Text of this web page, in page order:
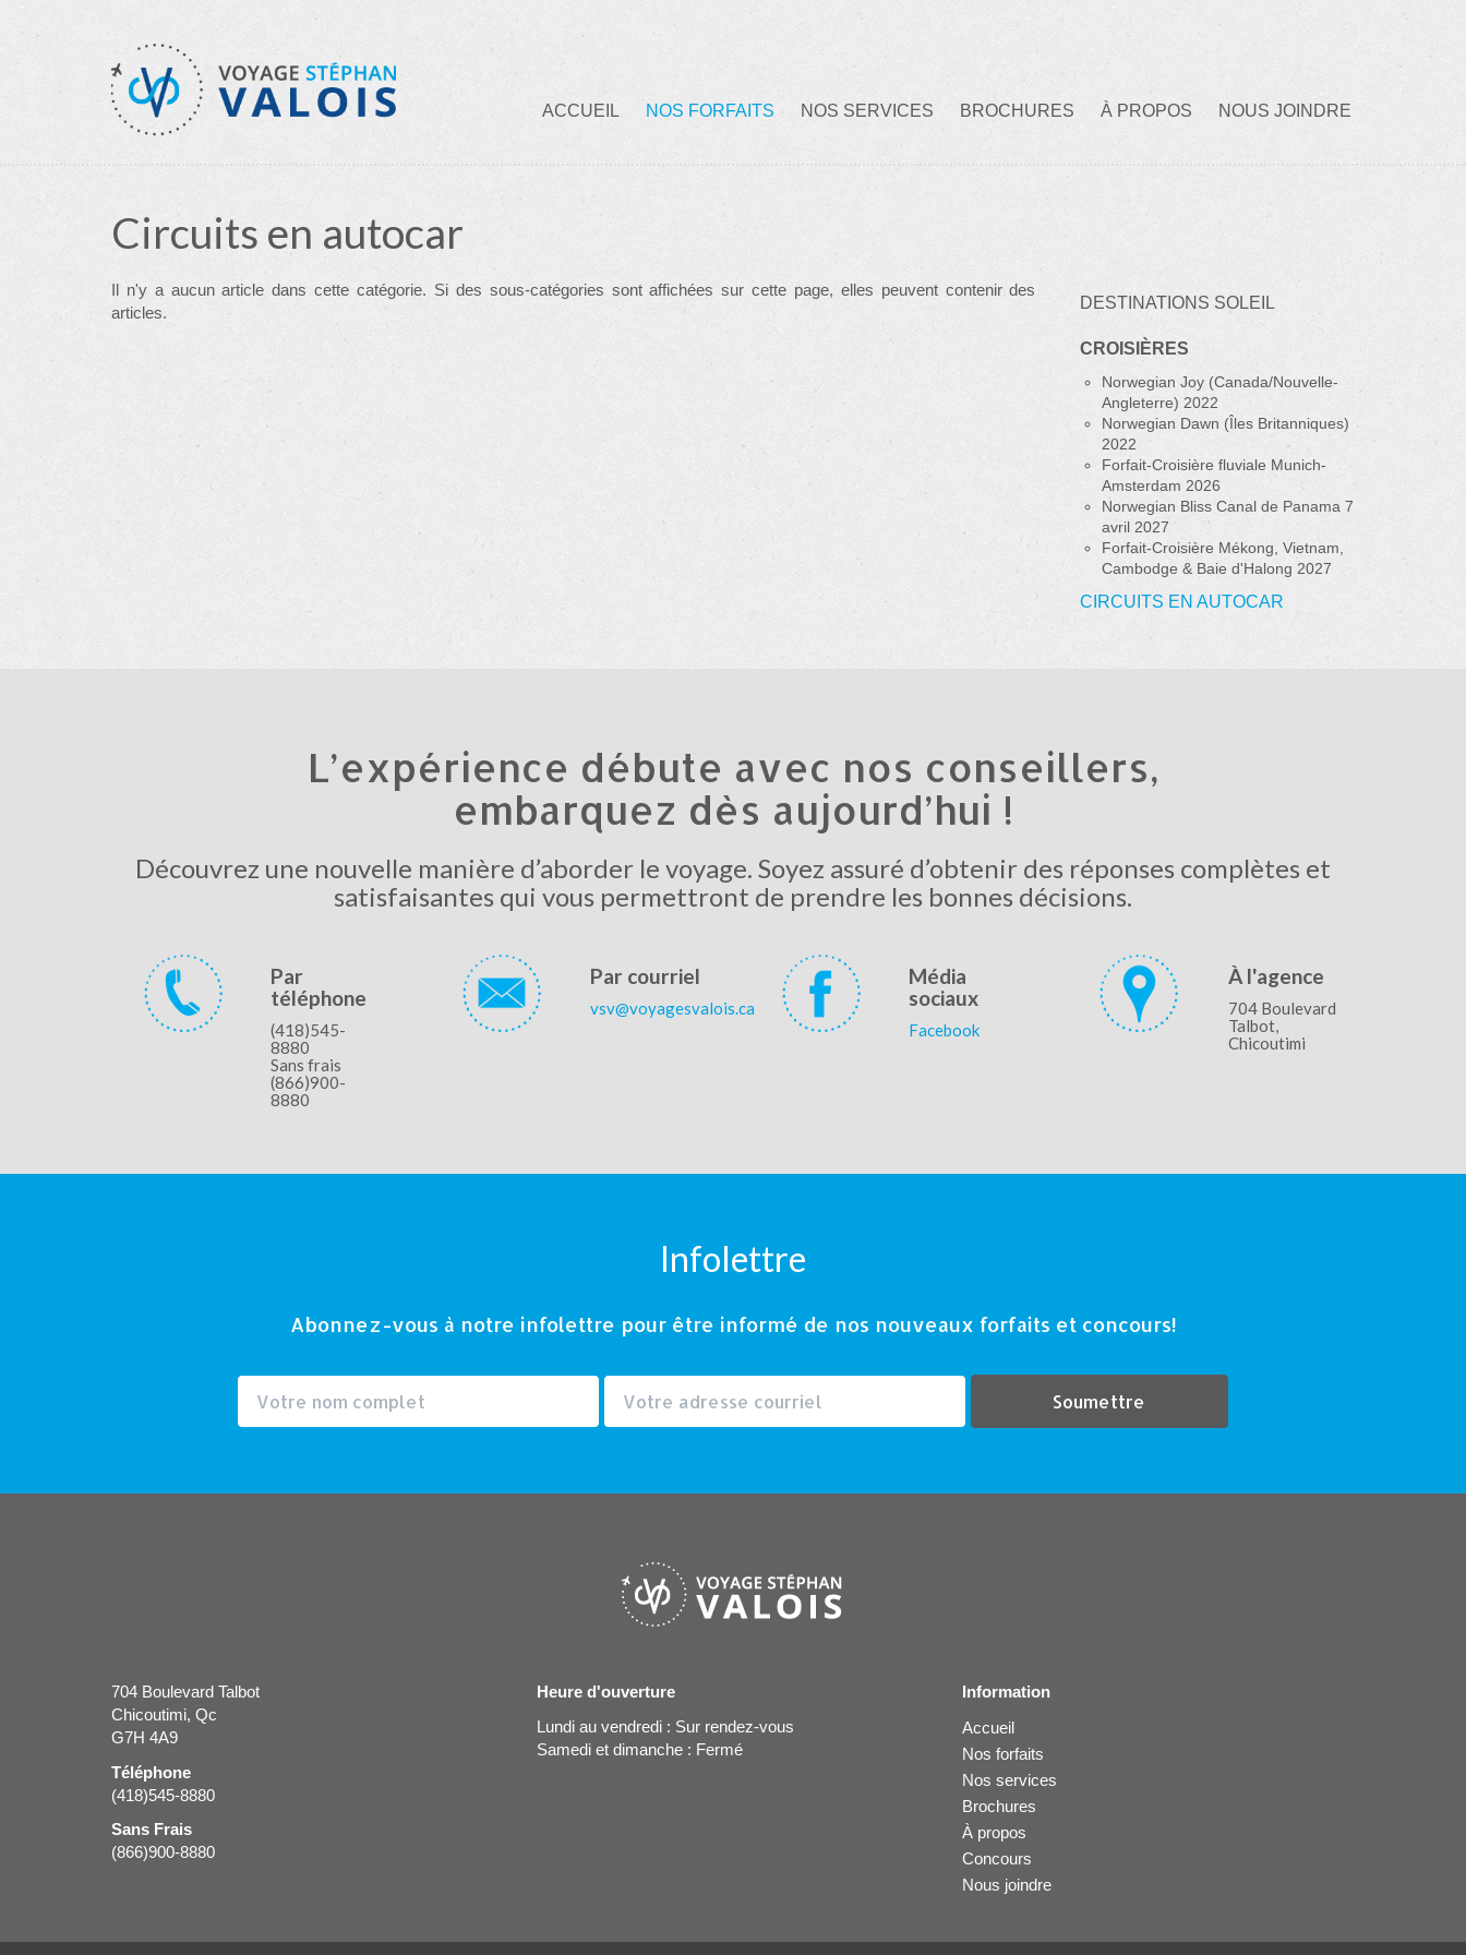
ACCUEIL NOS FORFAITS NOS SERVICES BROCHURES À PROPOS NOUS JOINDRE
Circuits en autocar
Il n'y a aucun article dans cette catégorie. Si des sous-catégories sont affichées sur cette page, elles peuvent contenir des
articles.
DESTINATIONS SOLEIL
CROISIÈRES
Norwegian Joy (Canada/Nouvelle-
Angleterre) 2022
Norwegian Dawn (Îles Britanniques)
2022
Forfait-Croisière fluviale Munich-
Amsterdam 2026
Norwegian Bliss Canal de Panama 7
avril 2027
Forfait-Croisière Mékong, Vietnam,
Cambodge & Baie d'Halong 2027
CIRCUITS EN AUTOCAR
L’expérience débute avec nos conseillers,
embarquez dès aujourd’hui !
Découvrez une nouvelle manière d’aborder le voyage. Soyez assuré d’obtenir des réponses complètes et
satisfaisantes qui vous permettront de prendre les bonnes décisions.
Par
téléphone
(418)545-
8880
Sans frais
(866)900-
8880
Par courriel
vsv@voyagesvalois.ca
Média
sociaux
Facebook
À l'agence
704 Boulevard
Talbot,
Chicoutimi
Infolettre
Abonnez-vous à notre infolettre pour être informé de nos nouveaux forfaits et concours!
Soumettre
704 Boulevard Talbot
Chicoutimi, Qc
G7H 4A9
Téléphone
(418)545-8880
Sans Frais
(866)900-8880
Heure d'ouverture
Lundi au vendredi : Sur rendez-vous
Samedi et dimanche : Fermé
Information
Accueil
Nos forfaits
Nos services
Brochures
À propos
Concours
Nous joindre